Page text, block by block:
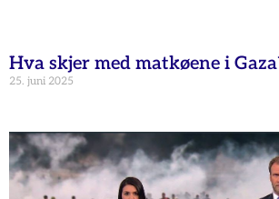
Hva skjer med matkøene i
25. juni 2025